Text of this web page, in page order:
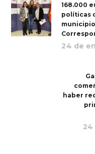
168.000
políticas
24 de
haber
24